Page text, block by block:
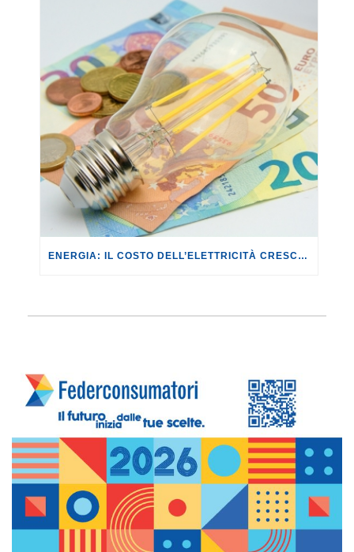
ENERGIA: IL COSTO DELL’ELETTRICITÀ CRESCE DEL +8,1% NEL II TRIMESTRE 2026 PER I CLIENTI VULNERABILI.